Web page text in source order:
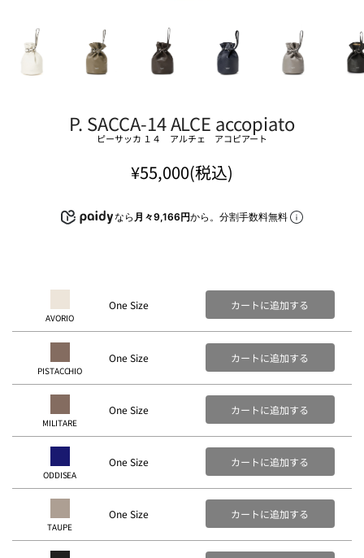
P. SACCA-14 ALCE accopiato
ピーサッカ １４ アルチェ アコピアート
¥55,000(税込)
なら 月々9,166円から。分割手数料無料
AVORIO
One Size カートに追加する
PISTACCHIO
One Size カートに追加する
MILITARE
One Size カートに追加する
ODDISEA
One Size カートに追加する
TAUPE
One Size カートに追加する